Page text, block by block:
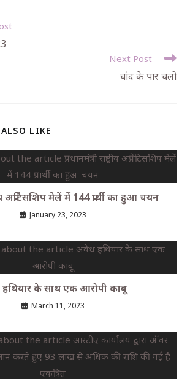
Next Post
चांद के पार चलो
LIKE
अप्रेंटिसशिप मेलें में 144 प्रार्थी का हुआ चयन
January 23, 2023
के साथ एक आरोपी काबू
March 11, 2023